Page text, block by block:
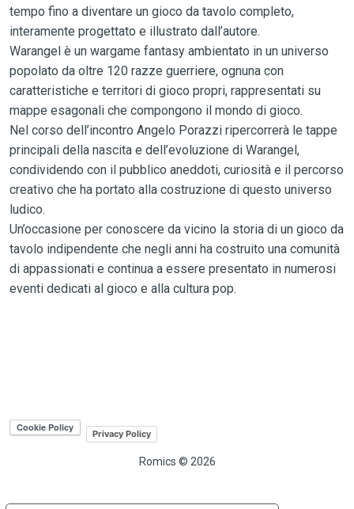
tempo fino a diventare un gioco da tavolo completo,
interamente progettato e illustrato dall’autore.
Warangel è un wargame fantasy ambientato in un universo
popolato da oltre 120 razze guerriere, ognuna con
caratteristiche e territori di gioco propri, rappresentati su
mappe esagonali che compongono il mondo di gioco.
Nel corso dell’incontro Angelo Porazzi ripercorrerà le tappe
principali della nascita e dell’evoluzione di Warangel,
condividendo con il pubblico aneddoti, curiosità e il percorso
creativo che ha portato alla costruzione di questo universo
ludico.
Un’occasione per conoscere da vicino la storia di un gioco da
tavolo indipendente che negli anni ha costruito una comunità
di appassionati e continua a essere presentato in numerosi
eventi dedicati al gioco e alla cultura pop.
Romics © 2026
Privacy Policy